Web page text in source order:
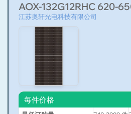
AOX-132G12RHC 620-
江苏奥轩光电科技有限公司
每件价格